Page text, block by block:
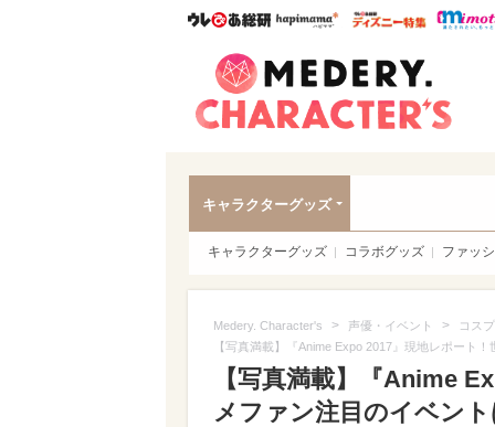
ウレぴあ総研ハピママ*
ウレぴ
キャラクターグッズ
キャラクターグッズ コラボグッズ ファッ
Medery. Character's > 声優・イベント >
コス
【写真満載】『Anime Expo 2017』現地レポート
【写真満載】『Anime
メファン注目のイベン